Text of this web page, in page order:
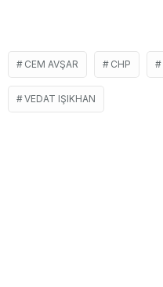
CEM AVŞAR CHP
VEDAT IŞIKHAN